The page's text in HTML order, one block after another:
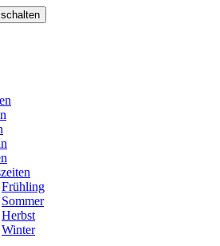
Frühling
Sommer
Herbst
Winter